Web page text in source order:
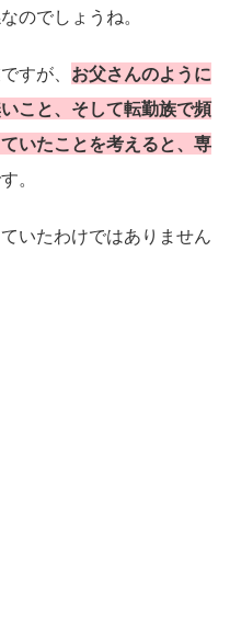
のでしょうね。
すが、 お父さんのように
こと、そして転勤族で頻
いたことを考えると、専
。
いたわけではありません